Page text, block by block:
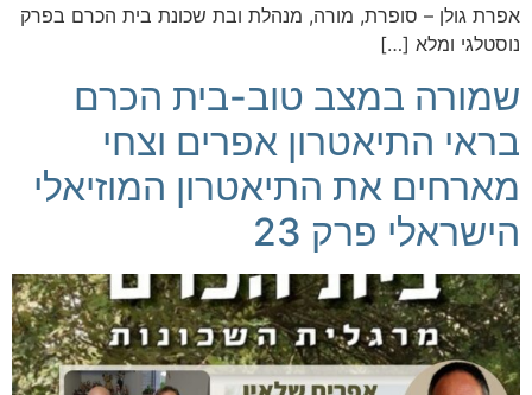
אפרת גולן – סופרת, מורה, מנהלת ובת שכונת בית הכרם בפרק
נוסטלגי ומלא […]
שמורה במצב טוב-בית הכרם
בראי התיאטרון אפרים וצחי
מארחים את התיאטרון המוזיאלי
הישראלי פרק 23